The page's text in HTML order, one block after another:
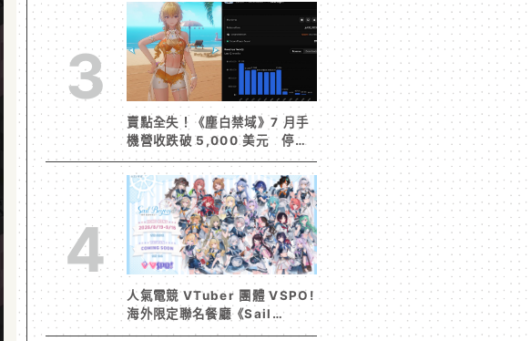
3
賣點全失！《塵白禁域》7 月手
機營收跌破 5,000 美元 停服
整改後玩家大量流失
4
人氣電競 VTuber 團體 VSPO!
海外限定聯名餐廳《Sail
Beyond！～駛向更遠的彼方